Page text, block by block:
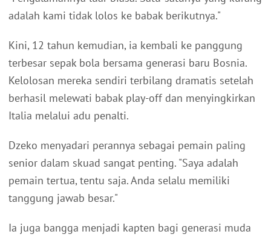
adalah kami tidak lolos ke babak berikutnya."
Kini, 12 tahun kemudian, ia kembali ke panggung
terbesar sepak bola bersama generasi baru Bosnia.
Kelolosan mereka sendiri terbilang dramatis setelah
berhasil melewati babak play-off dan menyingkirkan
Italia melalui adu penalti.
Dzeko menyadari perannya sebagai pemain paling
senior dalam skuad sangat penting. "Saya adalah
pemain tertua, tentu saja. Anda selalu memiliki
tanggung jawab besar."
Ia juga bangga menjadi kapten bagi generasi muda